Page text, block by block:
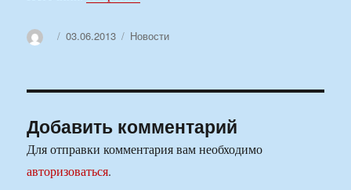
АвторОпубликовано
03.06.2013 Рубрики
Новости
Добавить комментарий
Для отправки комментария вам необходимо
авторизоваться.